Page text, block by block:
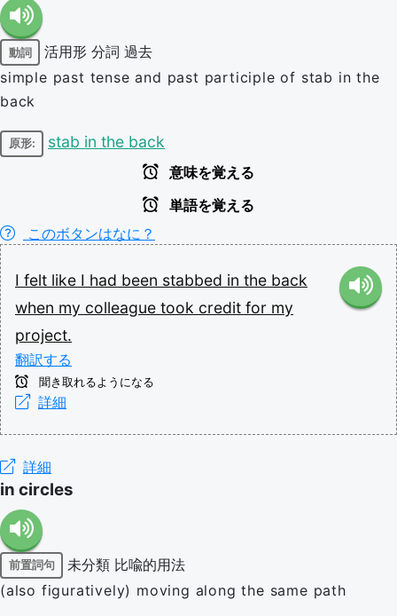
動詞 活用形 分詞 過去
simple past tense and past participle of stab in the
back
原形: stab in the back
意味を覚える
単語を覚える
このボタンはなに？
I felt like I had been stabbed in the back
when my colleague took credit for my
project.
翻訳する
聞き取れるようになる
詳細
詳細
in circles
前置詞句 未分類 比喩的用法
(also figuratively) moving along the same path